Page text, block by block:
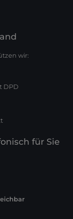
wir:
DPD
für Sie